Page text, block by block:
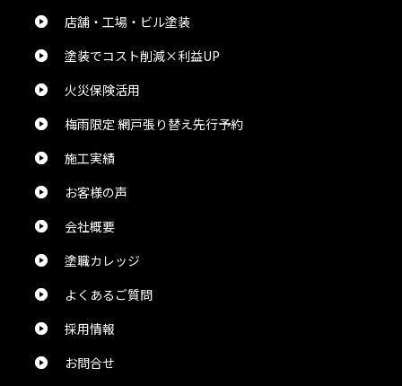
総合評価：
業務のDXの神です。
2024/5/24
2024/5/24
総合評価：
店舗・工場・ビル塗装
塗装でコスト削減×利益UP
火災保険活用
梅雨限定 網戸張り替え先行予約
施工実績
お客様の声
会社概要
塗職カレッジ
よくあるご質問
採用情報
お問合せ